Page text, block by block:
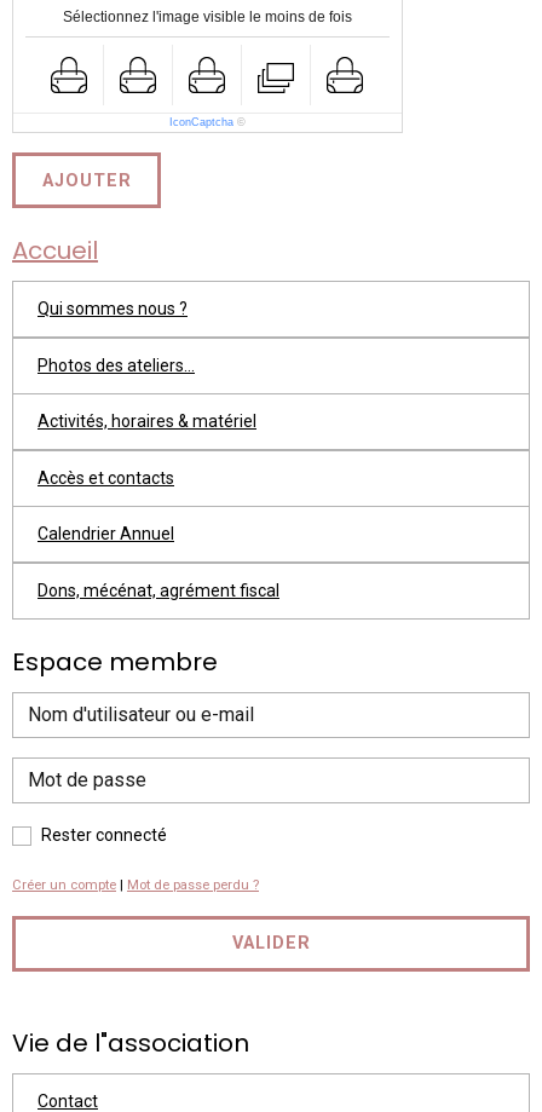
Sélectionnez l'image visible le moins de fois
IconCaptcha ©
AJOUTER
Accueil
Qui sommes nous ?
Photos des ateliers...
Activités, horaires & matériel
Accès et contacts
Calendrier Annuel
Dons, mécénat, agrément fiscal
Espace membre
Rester connecté
Créer un compte | Mot de passe perdu ?
VALIDER
Vie de l"association
Contact